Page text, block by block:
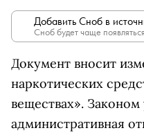
Добавить Сноб в
Сноб будет чаще
Документ вносит
наркотических
веществах». Законом
административная